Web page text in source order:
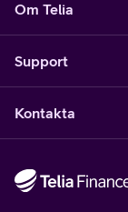
Om Telia
Support
Kontakta